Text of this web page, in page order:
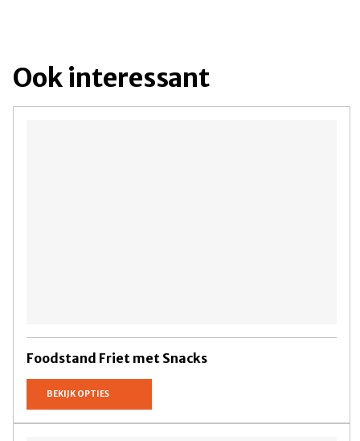
Ook interessant
Foodstand Friet met Snacks
BEKIJK OPTIES